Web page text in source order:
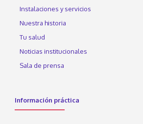
Instalaciones y servicios
Nuestra historia
Tu salud
Noticias institucionales
Sala de prensa
Información práctica